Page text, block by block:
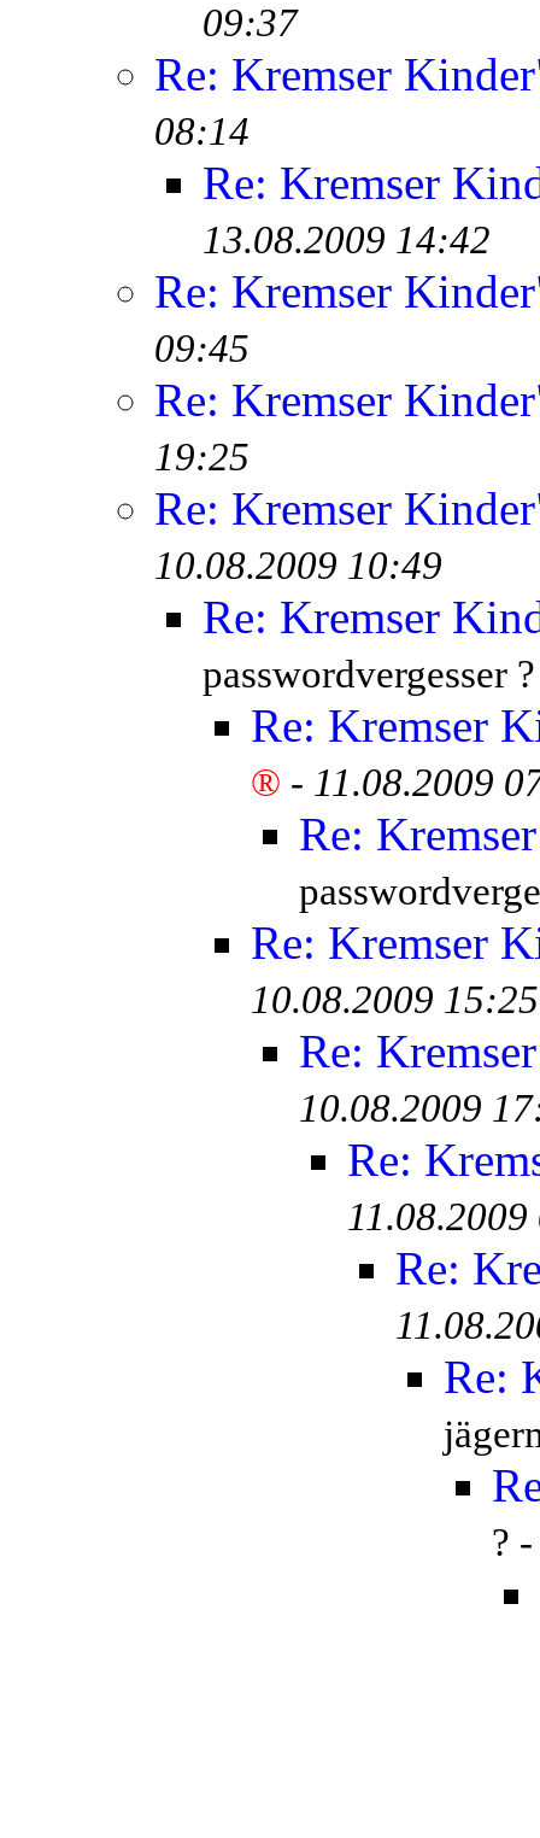
09:37
Re: Kremser
08:14
Re: Kremser
13.08.2009 14:42
Re: Kremser
09:45
Re: Kremser
19:25
Re: Kremser
10.08.2009 10:49
Re: Kremser
passwordvergesser
Re: Kremser
® - 11.08.2009
Re:
Re: Kremser
10.08.2009 15:25
Re:
10.08.2009
Re:
Re:
Re:
?